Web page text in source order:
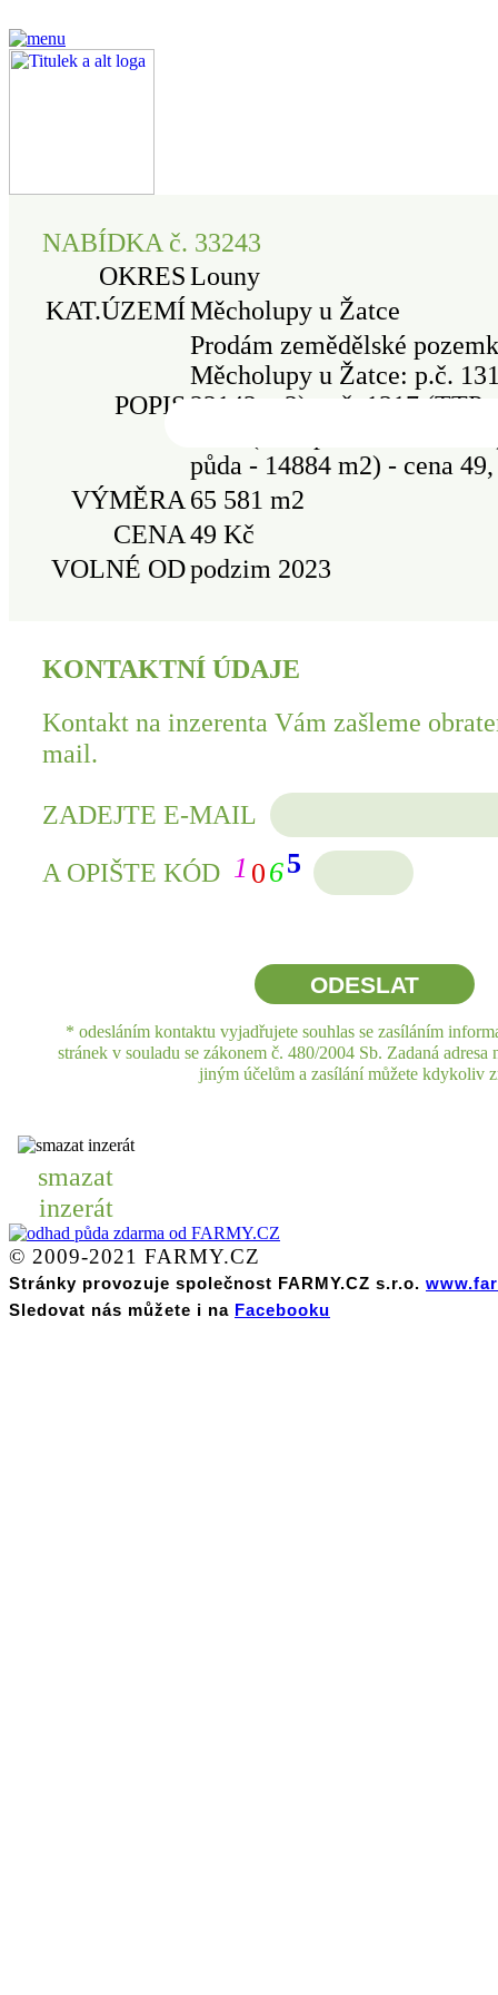
NABÍDKA č. 33243
OKRESLouny
KAT.ÚZEMÍMěcholupy u Žatce
POPIS
Prodám zemědělské
Měcholupy u Žatce: p.č.
22142 m2), p.č. 1317 (TTP
půda - 14884 m2) - cena
VÝMĚRA 65 581 m2
CENA 49 Kč
VOLNÉ ODpodzim 2023
KONTAKTNÍ ÚDAJE
Kontakt na inzerenta Vám zašleme
mail.
ZADEJTE E-MAIL
A OPIŠTE KÓD 1 065
* odesláním kontaktu vyjadřujete souhlas se zasíláním
stránek v souladu se zákonem č. 480/2004 Sb. Zadaná
jiným účelům a zasílání můžete kdykoliv
smazat
inzerát
© 2009-2021 FARMY.CZ
Stránky provozuje společnost FARMY.CZ s.r.o.
Sledovat nás můžete i na Facebooku